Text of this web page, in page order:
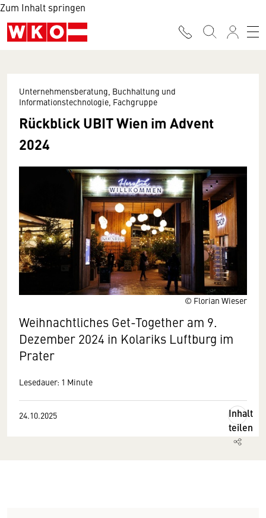
Zum Inhalt springen
© Florian Wieser
Unternehmensberatung, Buchhaltung und
Informationstechnologie, Fachgruppe
Rückblick UBIT Wien im Advent
2024
Weihnachtliches Get-Together am 9.
Dezember 2024 in Kolariks Luftburg im
Prater
Lesedauer: 1 Minute
24.10.2025
Inhalt
teilen